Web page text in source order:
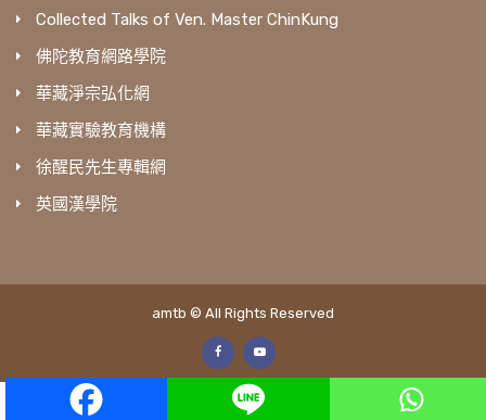
Collected Talks of Ven. Master ChinKung
佛陀教育網路學院
華藏淨宗弘化網
華藏實驗教育機構
徐醒民先生專輯網
英國漢學院
amtb © All Rights Reserved